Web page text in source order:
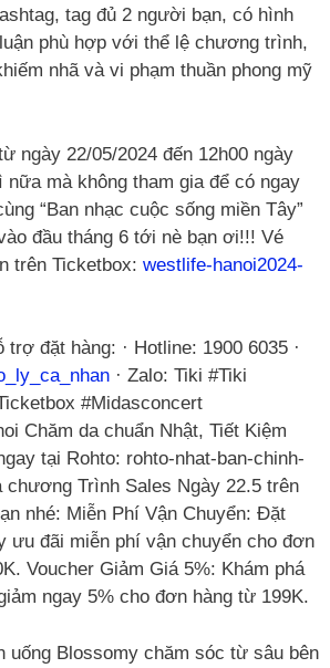
tag đủ 2 người bạn, có hình
phù hợp với thể lệ chương trình,
nhã và vi phạm thuần phong mỹ
ngày 22/05/2024 đến 12h00 ngày
mà không tham gia để có ngay
“Ban nhạc cuộc sống miền Tây”
đầu tháng 6 tới nè bạn ơi!!! Vé
trên Ticketbox: westlife-hanoi2024-
đặt hàng: · Hotline: 1900 6035 ·
· Zalo: Tiki #Tiki
#Midasconcert
Chăm da chuẩn Nhật, Tiết Kiệm
tại Rohto: rohto-nhat-ban-chinh-
chương Trình Sales Ngày 22.5 trên
nhé: Miễn Phí Vận Chuyển: Đặt
ưu đãi miễn phí vận chuyển cho đơn
Voucher Giảm Giá 5%: Khám phá
ngay 5% cho đơn hàng từ 199K.
uống Blossomy chăm sóc từ sâu bên